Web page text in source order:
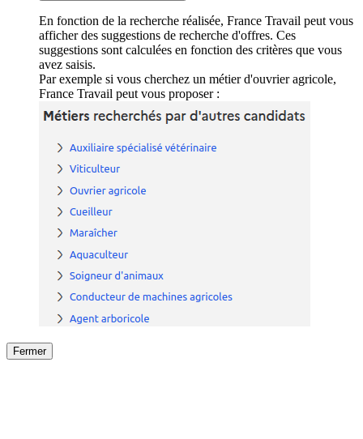
En fonction de la recherche réalisée, France Travail peut vous
afficher des suggestions de recherche d'offres. Ces
suggestions sont calculées en fonction des critères que vous
avez saisis.
Par exemple si vous cherchez un métier d'ouvrier agricole,
France Travail peut vous proposer :
Fermer